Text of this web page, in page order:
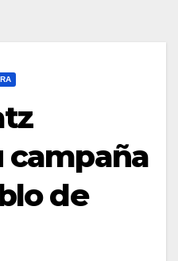
campaña
de